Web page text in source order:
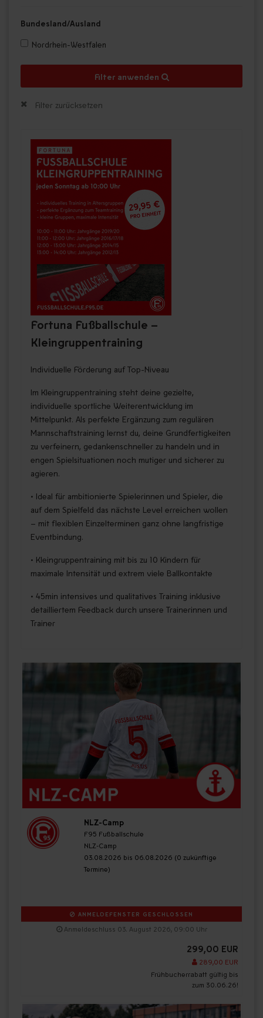
Bundesland/Ausland
Nordrhein-Westfalen
Filter anwenden
Filter zurücksetzen
Fortuna Fußballschule –
Kleingruppentraining
Individuelle Förderung auf Top-Niveau
Im Kleingruppentraining steht deine gezielte,
individuelle sportliche Weiterentwicklung im
Mittelpunkt. Als perfekte Ergänzung zum regulären
Mannschaftstraining lernst du, deine Grundfertigkeiten
zu verfeinern, gedankenschneller zu handeln und in
engen Spielsituationen noch mutiger und sicherer zu
agieren.
• Ideal für ambitionierte Spielerinnen und Spieler, die
auf dem Spielfeld das nächste Level erreichen wollen
– mit flexiblen Einzelterminen ganz ohne langfristige
Eventbindung.
• Kleingruppentraining mit bis zu 10 Kindern für
maximale Intensität und extrem viele Ballkontakte
• 45min intensives und qualitatives Training inklusive
detailliertem Feedback durch unsere Trainerinnen und
Trainer
NLZ-Camp
F95 Fußballschule
NLZ-Camp
03.08.2026 bis 06.08.2026 (0 zukünftige
Termine)
ANMELDEFENSTER GESCHLOSSEN
Anmeldeschluss 03. August 2026, 09:00 Uhr
299,00 EUR
289,00 EUR
Frühbucherrabatt gültig bis
zum 30.06.26!